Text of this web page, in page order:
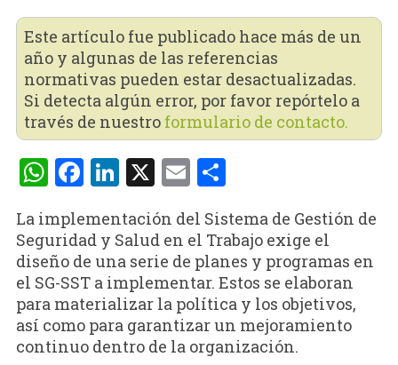
Este artículo fue publicado hace más de un
año y algunas de las referencias
normativas pueden estar desactualizadas.
Si detecta algún error, por favor repórtelo a
través de nuestro formulario de contacto.
WhatsApp
Facebook
LinkedIn
X EmailCompartir
La implementación del Sistema de Gestión de
Seguridad y Salud en el Trabajo exige el
diseño de una serie de planes y programas en
el SG-SST a implementar. Estos se elaboran
para materializar la política y los objetivos,
así como para garantizar un mejoramiento
continuo dentro de la organización.